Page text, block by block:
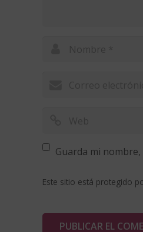
Guarda mi
Este sitio está protegido